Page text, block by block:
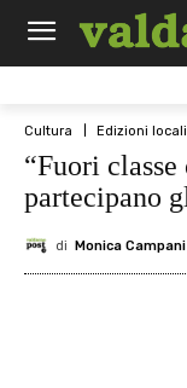
Cultura Edizioni locali
“Fuori
partecipano
di Monica Campani